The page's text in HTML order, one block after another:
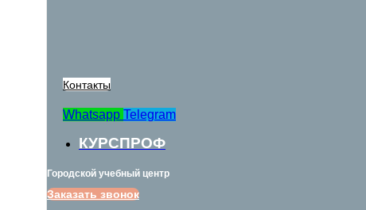
Контакты
Whatsapp Telegram
КУРСПРОФ
Городской учебный центр
Заказать звонок